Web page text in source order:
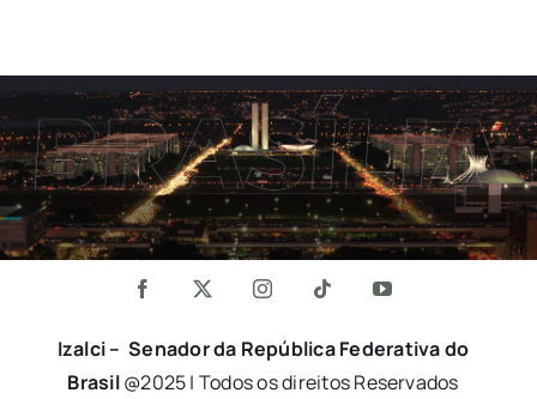
Izalci – Senador da República Federativa do
Brasil@2025 | Todos os direitos Reservados